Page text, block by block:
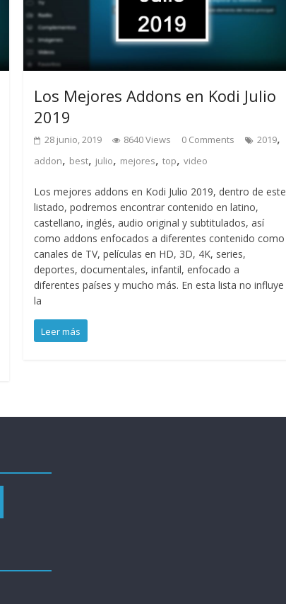
Los Mejores Addons en Kodi Julio
2019
28 junio, 2019 8640 Views 0 Comments 2019,
addon, best, julio, mejores,top,video
Los mejores addons en Kodi Julio 2019, dentro de este
listado, podremos encontrar contenido en latino,
castellano, inglés, audio original y subtitulados, así
como addons enfocados a diferentes contenido como
canales de TV, películas en HD, 3D, 4K, series,
deportes, documentales, infantil, enfocado a
diferentes países y mucho más. En esta lista no influye
la
Leer más